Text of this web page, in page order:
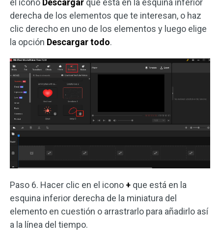
el icono Descargar que está en la esquina inferior
derecha de los elementos que te interesan, o haz
clic derecho en uno de los elementos y luego elige
la opción Descargar todo.
Paso 6. Hacer clic en el icono + que está en la
esquina inferior derecha de la miniatura del
elemento en cuestión o arrastrarlo para añadirlo así
a la línea del tiempo.